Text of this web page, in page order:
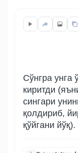
Сўнгра унга
киритди
сингари
қолдириб,
қўйгани йўқ).